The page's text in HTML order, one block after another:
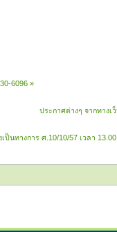
6096 »
ประกาศต่างๆ จากทางเ
ป็นทางการ ศ.10/10/57 เวลา 13.00